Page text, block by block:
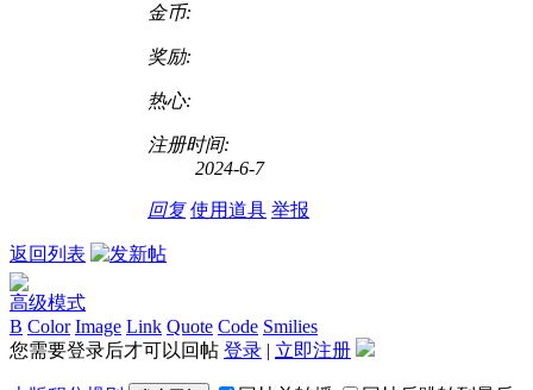
金币:
奖励:
热心:
注册时间:
2024-6-7
回复 使用道具 举报
返回列表
高级模式
B Color Image Link Quote Code Smilies
您需要登录后才可以回帖 登录 | 立即注册